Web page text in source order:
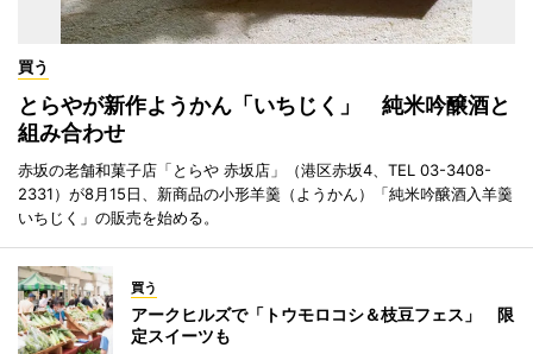
買う
とらやが新作ようかん「いちじく」 純米吟醸酒と
組み合わせ
赤坂の老舗和菓子店「とらや 赤坂店」（港区赤坂4、TEL 03-3408-
2331）が8月15日、新商品の小形羊羹（ようかん）「純米吟醸酒入羊羹
いちじく」の販売を始める。
買う
アークヒルズで「トウモロコシ＆枝豆フェス」 限
定スイーツも